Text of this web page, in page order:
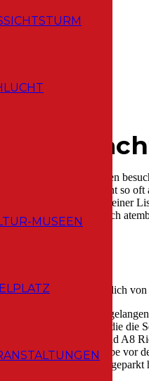
MUSEEN
der Nähe von Interlaken
umsehen, da wir nicht so
meiner „Bucket-liste“, einer
Erfahrung war wirklich
des Brienzersees, östlich
den Wasserfällen zu
sein für diejenigen, die die
fahren. Über die A6 und A8
vor euch, das die Hupe vor
Sobald ihr das Auto